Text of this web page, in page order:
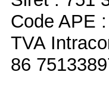
Code APE
TVA
86